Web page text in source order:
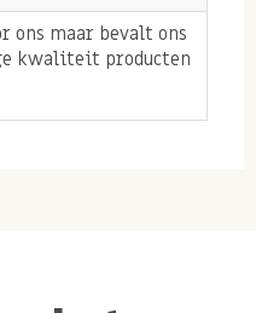
ons maar bevalt ons
kwaliteit producten